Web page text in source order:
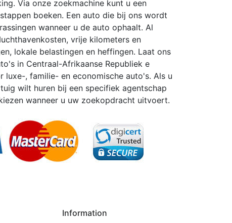
Via onze zoekmachine kunt u een
boeken. Een auto die bij ons wordt
wanneer u de auto ophaalt. Al
vrije kilometers en
lokale belastingen en heffingen. Laat ons
in Centraal-Afrikaanse Republiek e
luxe-, familie- en economische auto's. Als u
wilt huren bij een specifiek agentschap
wanneer u uw zoekopdracht uitvoert.
Information